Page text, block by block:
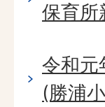
保育所
令和元
(勝浦